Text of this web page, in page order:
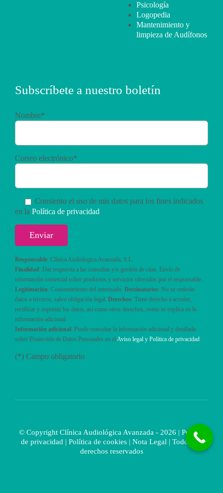
Psicología
Logopedia
Mantenimiento y
limpieza de Audífonos
Subscríbete a nuestro boletín
Nombre*
Correo electrónico*
Consiento el uso de mis datos para los fines indicados
en la Política de privacidad
Responsable: Clínica Audiologica Avanzada, S.L.
Finalidad: Dar respuesta a las consultas y/o gestión de citas. Envío de
información comercial sobre productos y servicios ofrecidos por el responsable.
Legitimación: Consentimiento del interesado. Destinatarios: No se cederán
datos a terceros, salvo obligación legal. Derechos: Tiene derecho a acceder,
rectificar y suprimir los datos, así como otros derechos, como se explica en la
información adicional
Información adicional: Puede consultar la información adicional y detallada
sobre Protección de Datos Personales en elAviso legal y Política de privacidad
(*) Campo obligatorio
© Copyright Clínica Audiológica Avanzada - 2026 | Política
de privacidad | Política de cookies | Nota Legal | Todos los
derechos reservados